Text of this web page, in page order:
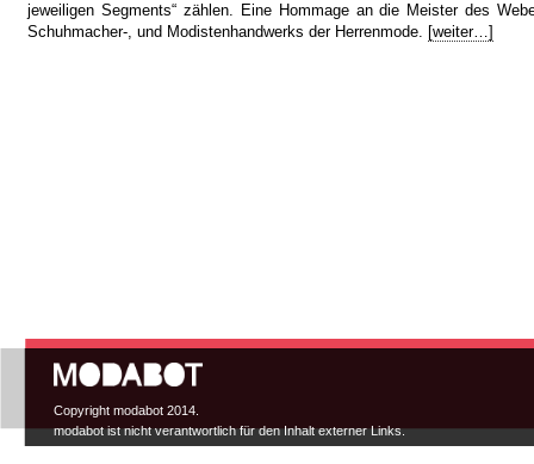
jeweiligen Segments“ zählen. Eine Hommage an die Meister des
Schuhmacher-, und Modistenhandwerks der Herrenmode. [weiter…]
Hauptmenü
Copyright modabot 2014.
modabot ist nicht verantwortlich für den Inhalt externer Links.